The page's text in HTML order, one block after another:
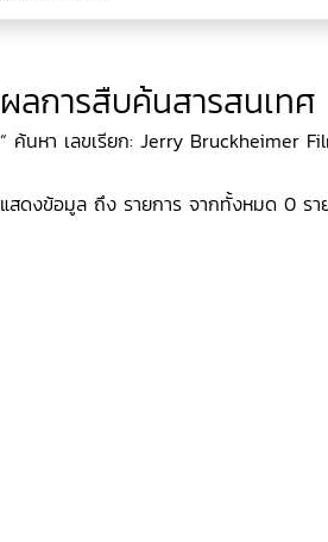
ผลการสืบค้นสารสนเทศ
“ ค้นหา เลขเรียก: Jerry Bruckheimer
แสดงข้อมูล ถึง รายการ จากทั้งหมด 0 รา